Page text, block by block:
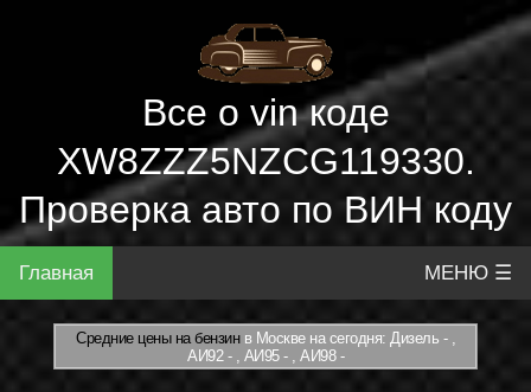
Все о vin коде
XW8ZZZ5NZCG119330.
Проверка авто по ВИН коду
Главная МЕНЮ ☰
Средние цены на бензинв Москве на сегодня: Дизель - ,
АИ92 - , АИ95 - , АИ98 -